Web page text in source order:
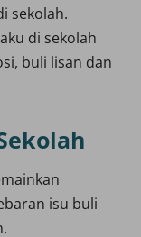
sekolah.
di sekolah
buli lisan dan
isu buli